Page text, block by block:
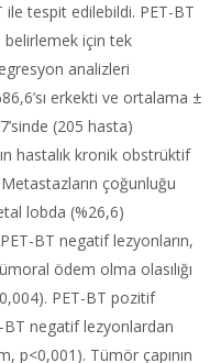
ile tespit edilebildi. PET-BT
belirlemek için tek
analizleri
erkekti ve ortalama ±
(205 hasta)
hastalık kronik obstrüktif
çoğunluğu
lobda (%26,6)
BT negatif lezyonların,
ödem olma olasılığı
PET-BT pozitif
BT negatif lezyonlardan
p<0,001). Tümör çapının